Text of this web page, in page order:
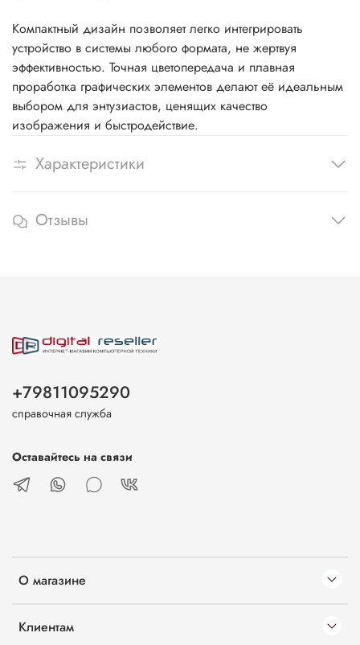
Компактный дизайн позволяет легко интегрировать
устройство в системы любого формата, не жертвуя
эффективностью. Точная цветопередача и плавная
проработка графических элементов делают её идеальным
выбором для энтузиастов, ценящих качество
изображения и быстродействие.
Характеристики
Отзывы
О магазине
Клиентам
+79811095290
справочная служба
Оставайтесь на связи